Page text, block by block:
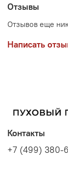
Отзывы
Отзывов еще
Написать
Контакты
+7 (499) 380-